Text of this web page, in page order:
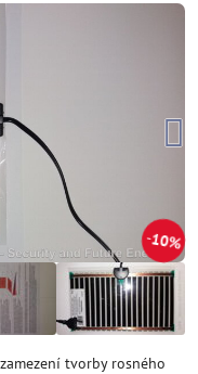
10%
tvorby rosného